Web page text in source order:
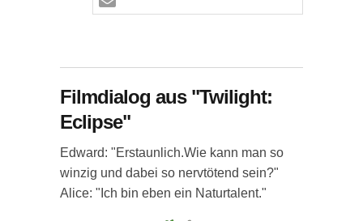
Filmdialog aus "Twilight:
Eclipse"
Edward: "Erstaunlich.Wie kann man so
winzig und dabei so nervtötend sein?"
Alice: "Ich bin eben ein Naturtalent."